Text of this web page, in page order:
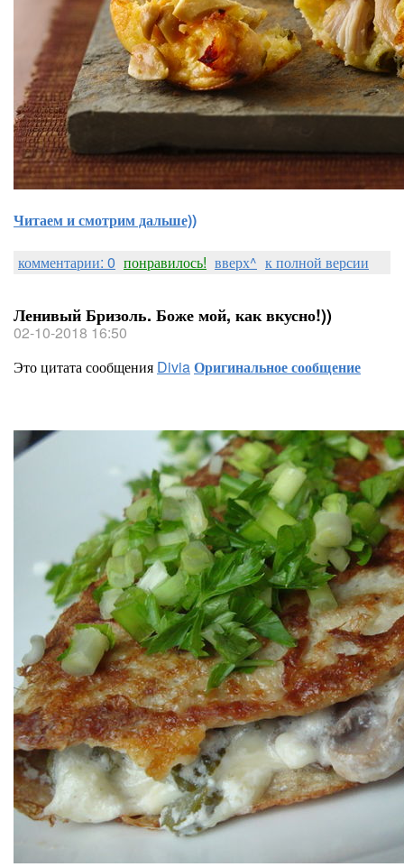
Читаем и смотрим дальше))
комментарии: 0 понравилось! вверх^ к полной версии
Ленивый Бризоль. Боже мой, как вкусно!))
02-10-2018 16:50
Это цитата сообщения DiviaОригинальное сообщение